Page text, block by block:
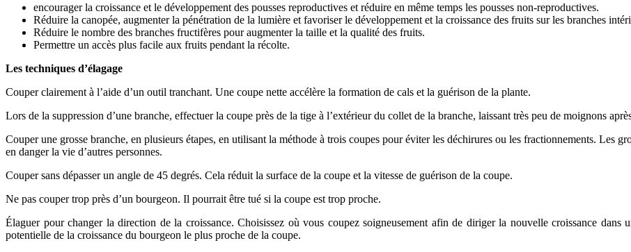
encourager la croissance et le développement des pousses reproductives et réduire en même temps les pousses non-reproductives.
Réduire la canopée, augmenter la pénétration de la lumière et favoriser le développement et la croissance des fruits sur les branches
Réduire le nombre des branches fructifères pour augmenter la taille et la qualité des fruits.
Permettre un accès plus facile aux fruits pendant la récolte.
Les techniques d’élagage
Couper clairement à l’aide d’un outil tranchant. Une coupe nette accélère la formation de cals et la guérison de la plante.
Lors de la suppression d’une branche, effectuer la coupe près de la tige à l’extérieur du collet de la branche, laissant très peu de moignons
Couper une grosse branche, en plusieurs étapes, en utilisant la méthode à trois coupes pour éviter les déchirures ou les fractionnements. Les
en danger la vie d’autres personnes.
Couper sans dépasser un angle de 45 degrés. Cela réduit la surface de la coupe et la vitesse de guérison de la coupe.
Ne pas couper trop près d’un bourgeon. Il pourrait être tué si la coupe est trop proche.
Élaguer pour changer la direction de la croissance. Choisissez où vous coupez soigneusement afin de diriger la nouvelle croissance
potentielle de la croissance du bourgeon le plus proche de la coupe.